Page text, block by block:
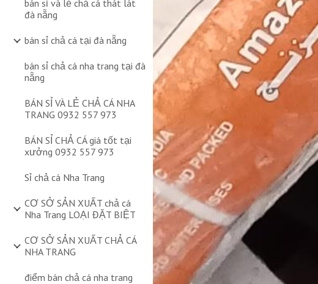
bán sỉ và lẻ chả cá thát lát
đà nẵng
bán sỉ chả cá tại đà nẵng
bán sỉ chả cá nha trang tại đà
nẵng
BÁN SỈ VÀ LẺ CHẢ CÁ NHA
TRANG 0932 557 973
BÁN SỈ CHẢ CÁ giá tốt tại
xưởng 0932 557 973
Sỉ chả cá Nha Trang
CƠ SỞ SẢN XUẤT chả cá
Nha Trang LOẠI ĐẶT BIỆT
CƠ SỞ SẢN XUẤT CHẢ CÁ
NHA TRANG
điểm bán chả cá nha trang